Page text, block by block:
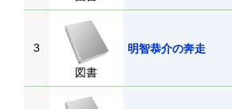
3
図書
明智恭介の奔走